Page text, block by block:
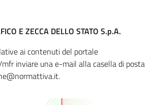
E ZECCA DELLO STATO S.p.A.
ai contenuti del portale
inviare una e-mail alla casella di posta
.it.